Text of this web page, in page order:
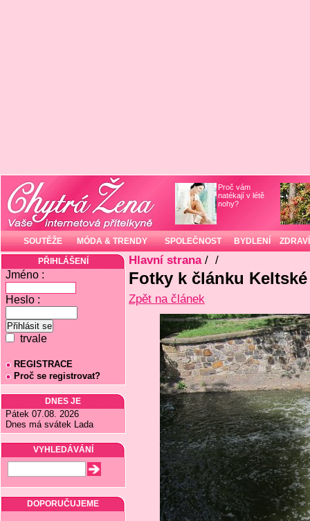
Proč vám
natékají v létě
nohy?
SOUTĚŽE MÓDA & TRENDY SPOLEČNOST BYDLENÍ ZDRAVÍ
PŘIHLÁŠENÍ
Jméno :
Heslo :
trvale
REGISTRACE
Proč se registrovat?
DNES JE
Pátek 07.08. 2026
Dnes má svátek Lada
VYHLEDÁVÁNÍ
DOPORUČUJEME
Hlavní strana/ /
Fotky k článku
Zpět na článek